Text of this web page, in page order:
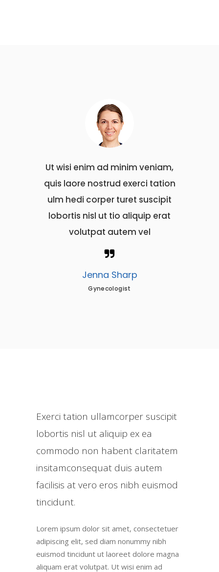
ad minim veniam,
exerci tation
turet suscipit
ut tio aliquip erat
Ut wisi enim ad minim
quis laore nostrud exerci
ulm hedi corper turet
lobortis nisl ut tio aliquip
volutpat autem vel
Nathan Becker
Exerci tation ullamcorper suscipit
lobortis nisl ut aliquip ex ea
commodo non habent claritatem
insitamconsequat duis autem
facilisis at vero eros nibh euismod
tincidunt.
Lorem ipsum dolor sit amet, consectetuer
adipiscing elit, sed diam nonummy nibh
euismod tincidunt ut laoreet dolore magna
aliquam erat volutpat. Ut wisi enim ad